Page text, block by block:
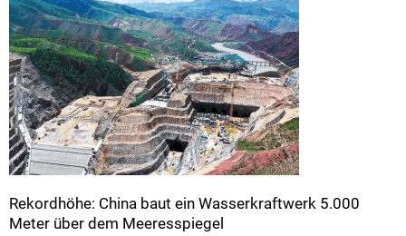
Rekordhöhe: China baut ein Wasserkraftwerk 5.000
Meter über dem Meeresspiegel